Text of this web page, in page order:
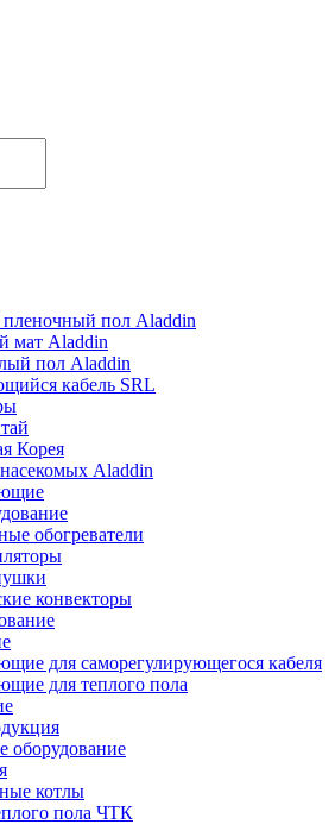
пол Aladdin
мат Aladdin
пол Aladdin
кабель SRL
Корея
Aladdin
обогреватели
конвекторы
для саморегулирующегося кабеля
для теплого пола
оборудование
котлы
пола ЧТК